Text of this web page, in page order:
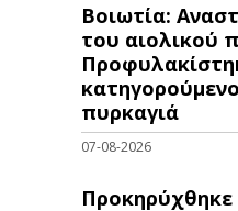
Βοιωτία:
του αιολικού
πυρκαγιά
07-08-2026
Προκηρύχθηκε